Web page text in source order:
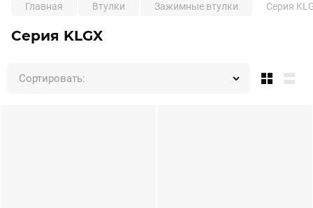
Главная Втулки Зажимные втулки Серия
Серия KLGX
Сортировать: